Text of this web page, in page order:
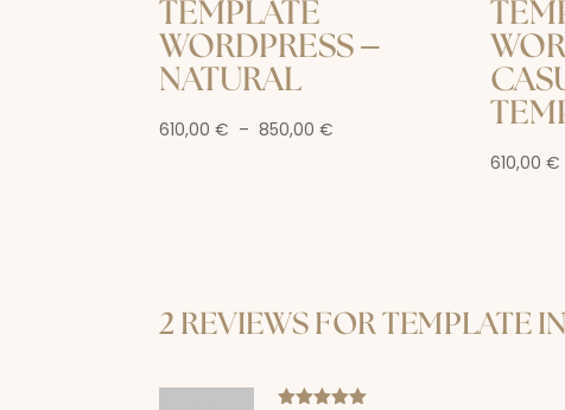
TEMPLATE
WORDPRESS –
NATURAL
610,00€ – 850,00€
610,00€
2 REVIEWS FORTEMPLATE